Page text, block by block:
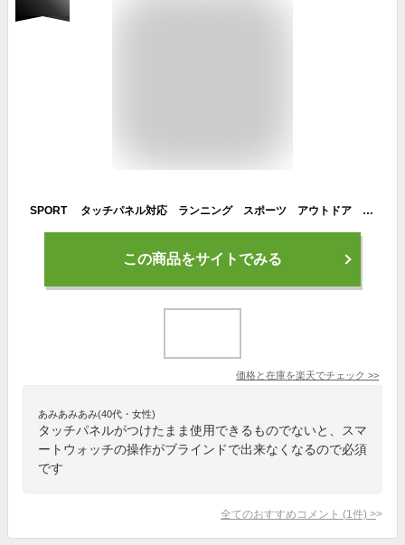
SPORT タッチパネル対応 ランニング スポーツ アウトドア グローブ 防風 保温 速乾 メンズ レディース 軽量 手袋 防寒 ランニンググローブ
この商品をサイトでみる
価格と在庫を楽天でチェック >>
あみあみあみ(40代・女性)
タッチパネルがつけたまま使用できるものでないと、スマ
ートウォッチの操作がブラインドで出来なくなるので必須
です
全てのおすすめコメント (1 件) >